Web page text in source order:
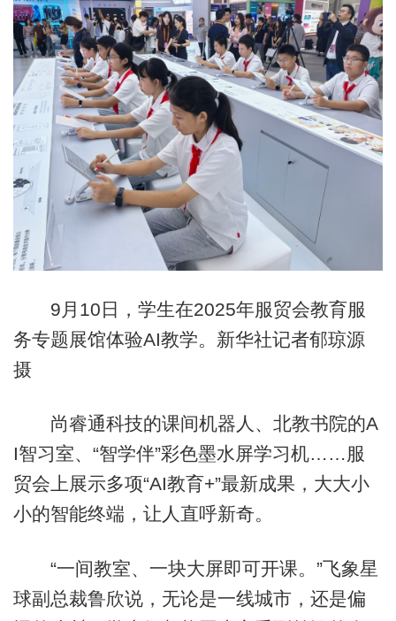
9月10日，学生在2025年服贸会教育服
务专题展馆体验AI教学。新华社记者郁琼源
摄
尚睿通科技的课间机器人、北教书院的A
I智习室、“智学伴”彩色墨水屏学习机……服
贸会上展示多项“AI教育+”最新成果，大大小
小的智能终端，让人直呼新奇。
“一间教室、一块大屏即可开课。”飞象星
球副总裁鲁欣说，无论是一线城市，还是偏